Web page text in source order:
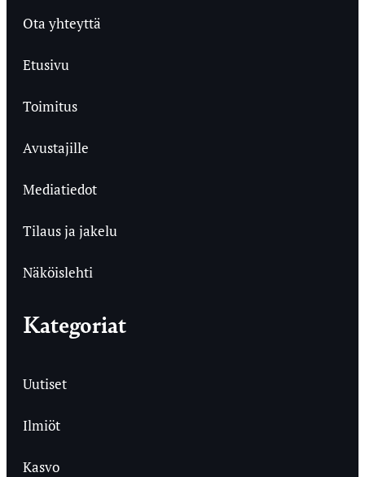
Ota yhteyttä
Etusivu
Toimitus
Avustajille
Mediatiedot
Tilaus ja jakelu
Näköislehti
Kategoriat
Uutiset
Ilmiöt
Kasvo